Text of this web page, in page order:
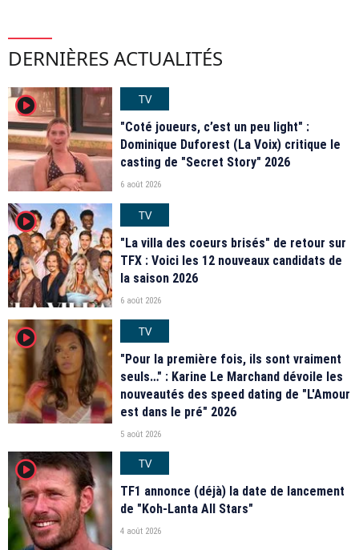
DERNIÈRES ACTUALITÉS
player2
TV
"Coté joueurs, c’est un peu light" :
Dominique Duforest (La Voix) critique le
casting de "Secret Story" 2026
6 août 2026
player2
TV
"La villa des coeurs brisés" de retour sur
TFX : Voici les 12 nouveaux candidats de
la saison 2026
6 août 2026
player2
TV
"Pour la première fois, ils sont vraiment
seuls…" : Karine Le Marchand dévoile les
nouveautés des speed dating de "L'Amour
est dans le pré" 2026
5 août 2026
player2
TV
TF1 annonce (déjà) la date de lancement
de "Koh-Lanta All Stars"
4 août 2026